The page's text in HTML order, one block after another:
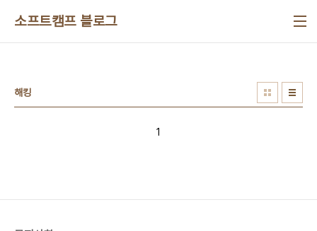
소프트캠프 블로그
해킹
1